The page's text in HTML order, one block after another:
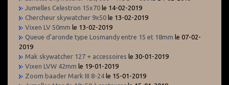
Jumelles Celestron 15x70 le 14-02-2019
Chercheur skywatcher 9x50 le 13-02-2019
Vixen LV 50mm le 13-02-2019
Queue d'aronde type Losmandy entre 15 et 18mm le 07-02-
2019
Mak skywatcher 127 + accessoires le 30-01-2019
Vixen LVW 42mm le 19-01-2019
Zoom baader Mark III 8-24 le 15-01-2019